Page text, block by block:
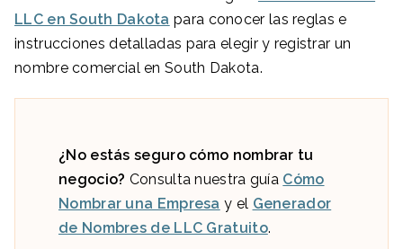
LLC en South Dakota para conocer las reglas e
instrucciones detalladas para elegir y registrar un
nombre comercial en South Dakota.
¿No estás seguro cómo nombrar tu
negocio? Consulta nuestra guía Cómo
Nombrar una Empresa y el Generador
de Nombres de LLC Gratuito.